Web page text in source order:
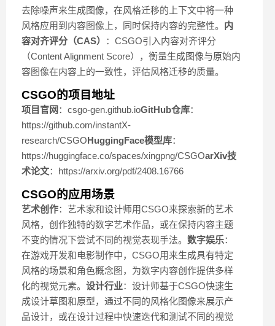
去除噪声来生成图像，在风格迁移的上下文中将一种
风格应用到内容图像上，同时保持内容的完整性。 内
容对齐评分（CAS）
：CSGO引入内容对齐评分
（Content Alignment Score），衡量生成图像与原始内
容图像在内容上的一致性，评估风格迁移的质量。
CSGO的项目地址
项目官网 ：csgo-gen.github.ioGitHub仓库：
https://github.com/instantX-
research/CSGOHuggingFace模型库：
https://huggingface.co/spaces/xingpng/CSGOarXiv技
术论文：https://arxiv.org/pdf/2408.16766
CSGO的应用场景
艺术创作：艺术家和设计师用CSGO来探索新的艺术
风格，创作独特的数字艺术作品，或在保持内容主题
不变的情况下尝试不同的视觉表现手法。 数字娱乐：
在游戏开发和电影制作中，CSGO用来生成具有特定
风格的场景和角色概念图，为数字内容创作提供多样
化的视觉元素。 设计行业：设计师基于CSGO快速生
成设计草图和原型，通过不同的风格化图像来展示产
品设计，或在设计过程中快速迭代和测试不同的视觉